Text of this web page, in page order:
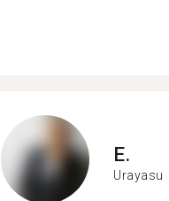
E.
Urayasu